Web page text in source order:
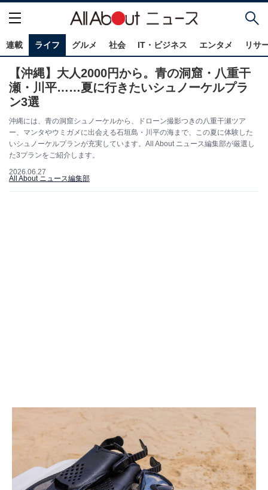
連載 ライフ グルメ 社会 IT・ビジネス エンタメ リサ
【沖縄】大人2000円から。青の洞窟・八重干
瀬・川平……夏に行きたいシュノーケルプラ
ン3選
沖縄には、青の洞窟シュノーケルから、ドローン撮影つきの八重干瀬ツア
ー、マンタやウミガメに出会える石垣島・川平の海まで、この夏に体験した
いシュノーケルプランが充実しています。All About ニュース編集部が厳選し
た3プランをご紹介します。
2026.06.27
All About ニュース編集部